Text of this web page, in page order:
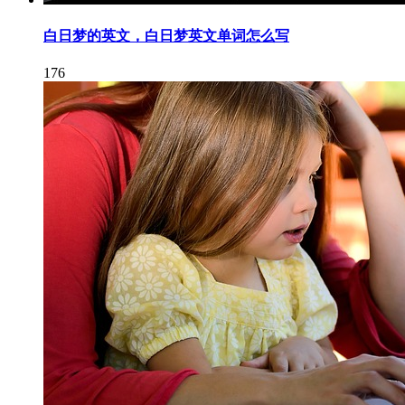
白日梦的英文，白日梦英文单词怎么写
176